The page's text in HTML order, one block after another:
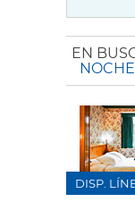
EN
DISP.